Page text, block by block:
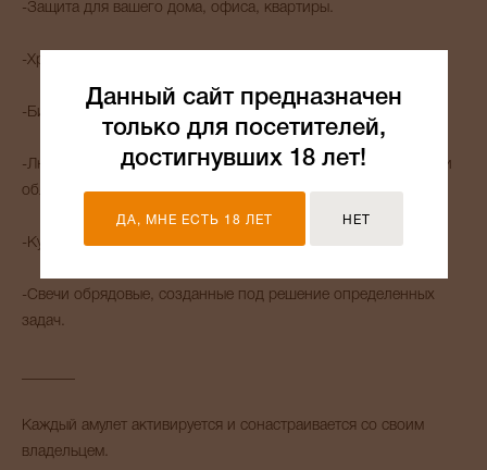
-Защита для вашего дома, офиса, квартиры.
-Хранители, создающиеся индивидуально под заказ.
-Бизнес. Амулеты и талисманы.
-Любовь, отношения, семья — амулеты, направленные на эти
области жизни человека.
-Куклы помощники.
-Свечи обрядовые, созданные под решение определенных
задач.
Каждый амулет активируется и сонастраивается со своим
владельцем.
Данный сайт предназначен
только для посетителей,
достигнувших 18 лет!
ДА, МНЕ ЕСТЬ 18 ЛЕТ НЕТ